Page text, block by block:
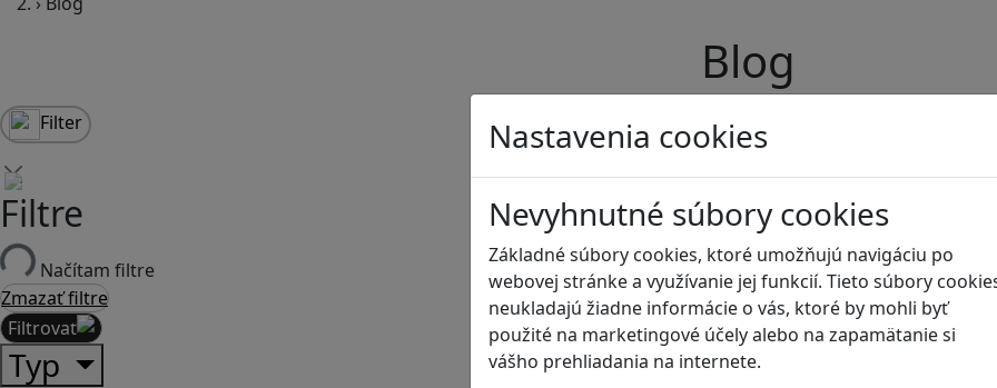
Nastavenia cookies
Nevyhnutné súbory cookies
Základné súbory cookies, ktoré umožňujú navigáciu po
webovej stránke a využívanie jej funkcií. Tieto súbory
neukladajú žiadne informácie o vás, ktoré by mohli byť
použité na marketingové účely alebo na zapamätanie si
vášho prehliadania na internete.
Blog
Filter
Filtre
Načítam filtre
Zmazať filtre
Filtrovať
Typ